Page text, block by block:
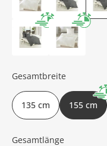
Gesamtbreite
135 cm 155 cm
Gesamtlänge